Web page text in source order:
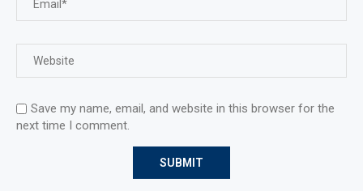
Save my name, email, and website in this browser for the
next time I comment.